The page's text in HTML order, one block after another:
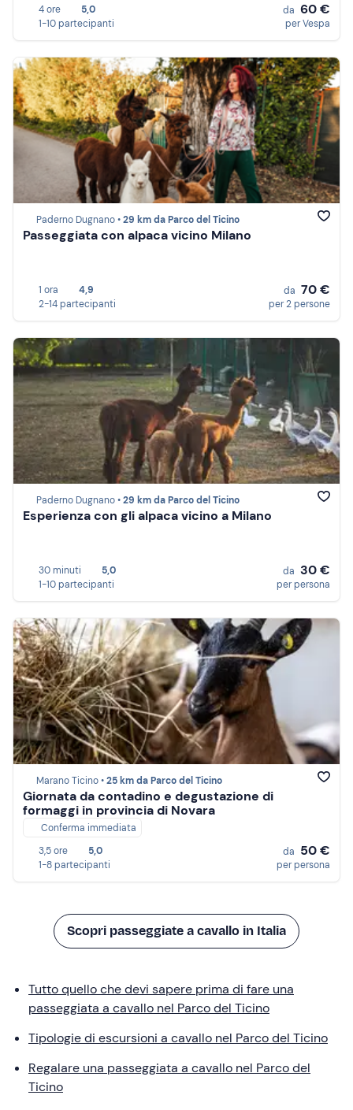
4 ore
5,0
1-10 partecipanti
da 60 €
per Vespa
Paderno Dugnano •29 km da Parco del Ticino
Passeggiata con alpaca vicino Milano
1 ora
4,9
2-14 partecipanti
da 70 €
per 2 persone
Paderno Dugnano •29 km da Parco del Ticino
Esperienza con gli alpaca vicino a Milano
30 minuti
5,0
1-10 partecipanti
da 30 €
per persona
Marano Ticino •25 km da Parco del Ticino
Giornata da contadino e degustazione di
formaggi in provincia di Novara
Conferma immediata
3,5 ore
5,0
1-8 partecipanti
da 50 €
per persona
Scopri passeggiate a cavallo in Italia
Tutto quello che devi sapere prima di fare una
passeggiata a cavallo nel Parco del Ticino
Tipologie di escursioni a cavallo nel Parco del Ticino
Regalare una passeggiata a cavallo nel Parco del
Ticino